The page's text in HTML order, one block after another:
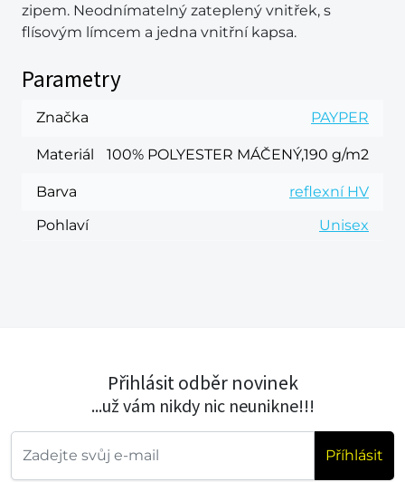
zipem. Neodnímatelný zateplený vnitřek, s
flísovým límcem a jedna vnitřní kapsa.
Parametry
Značka PAYPER
Materiál 100% POLYESTER MÁČENÝ,190 g/m2
Barva
reflexní HV
Pohlaví
Unisex
Přihlásit odběr novinek
...už vám nikdy nic neunikne!!!
Příhlásit